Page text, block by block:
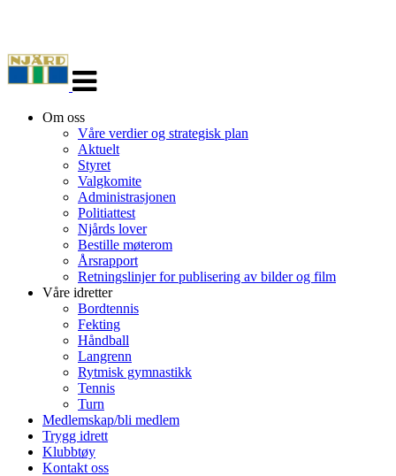
navigasjon
Om oss
Våre verdier og strategisk plan
Aktuelt
Styret
Valgkomite
Administrasjonen
Politiattest
Njårds lover
Bestille møterom
Årsrapport
Retningslinjer for publisering av bilder og film
Våre idretter
Bordtennis
Fekting
Håndball
Langrenn
Rytmisk gymnastikk
Tennis
Turn
Medlemskap/bli medlem
Trygg idrett
Klubbtøy
Kontakt oss